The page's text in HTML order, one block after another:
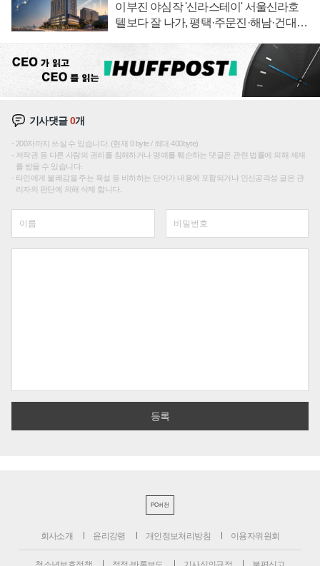
이부진 야심작 '신라스테이' 서울신라호
텔보다 잘 나가, 평택·주문진·해남·건대로
기사댓글0개
200자까지 쓰실 수 있습니다. (현재 0 byte / 최대 400byte)
저작권 등 다른 사람의 권리를 침해하거나 명예를 훼손하는 댓글은 관련 법률에 의해 제재
를 받을 수 있습니다.
타인에게 불쾌감을 주는 욕설 등 비하하는 단어가 내용에 포함되거나 인신공격성 글은 관
리자의 판단에 의해 삭제 합니다.
PC버전
회사소개 윤리강령 개인정보처리방침 이용자위원회